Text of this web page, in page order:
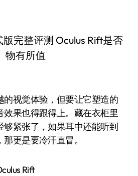
的视觉体验，但要让它塑造的
效果也得跟得上。藏在衣柜里
够紧张了，如果耳中还能听到
更是要冷汗直冒。
Rift